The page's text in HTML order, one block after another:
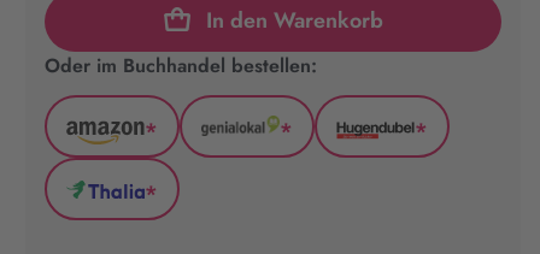
In den Warenkorb
Oder im Buchhandel bestellen:
Amazon
(wird
in
neuem
*
GenialLokal
*
Hugendubel
*
Thalia
*